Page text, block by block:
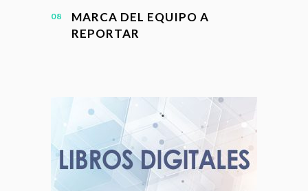
MARCA DEL EQUIPO A
REPORTAR